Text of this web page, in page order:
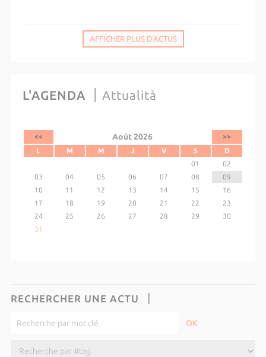
AFFICHER PLUS D'ACTUS
L'AGENDA Attualità
<< Août 2026
>>
L
M M J V S
D
01
02
03
04 05 06 07 08
09
10
11 12 13 14 15
16
17
18 19 20 21 22
23
24
25 26 27 28 29
30
31
RECHERCHER UNE ACTU